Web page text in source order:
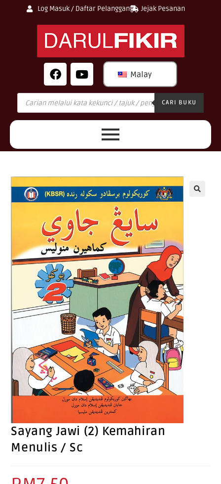
Log Masuk / Daftar Pelanggan Jejak Pesanan
Malay
CARI BUKU
Sayang Jawi (2) Kemahiran
Menulis / Sc